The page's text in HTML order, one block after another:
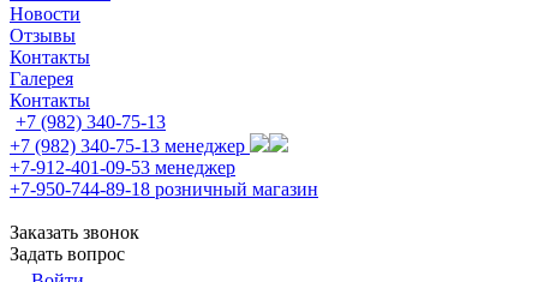
Новости
Отзывы
Контакты
Галерея
Контакты
+7 (982) 340-75-13
+7 (982) 340-75-13 менеджер
+7-912-401-09-53 менеджер
+7-950-744-89-18 розничный магазин
Заказать звонок
Задать вопрос